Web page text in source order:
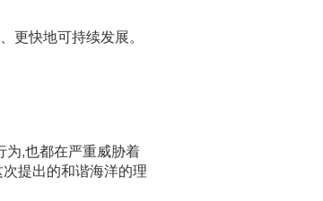
快地可持续发展。
为,也都在严重威胁着
提出的和谐海洋的理